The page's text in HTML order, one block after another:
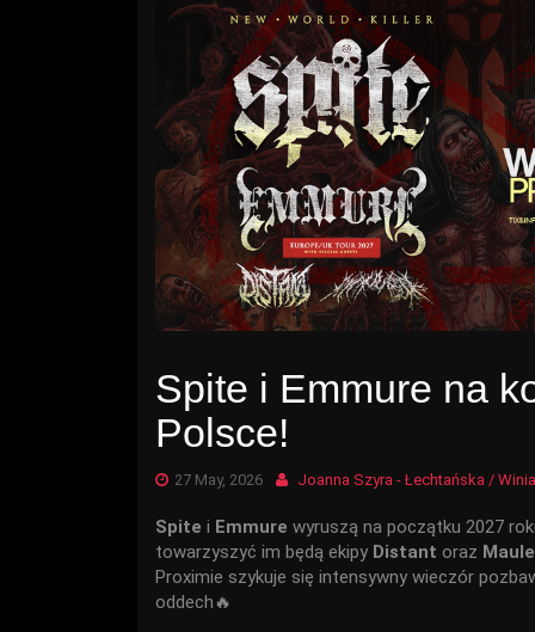
Spite i Emmure na
Polsce!
27 May, 2026 Joanna Szyra - Łechtańska /
Spite i Emmure wyruszą na początku 2027
towarzyszyć im będą ekipy Distant oraz
Proximie szykuje się intensywny wieczór
oddech🔥